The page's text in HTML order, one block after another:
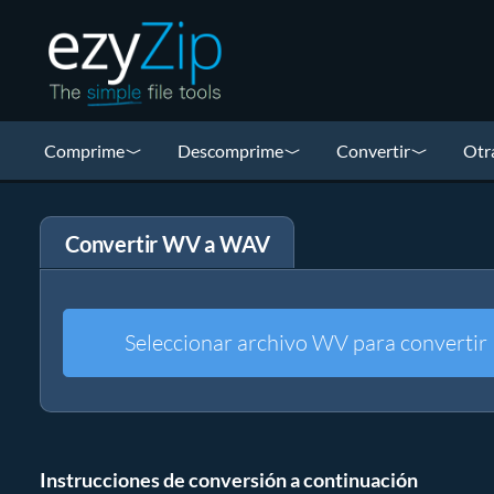
Comprime Descomprime Convertir
Convertir WV a WAV
Seleccionar archivo WV para convertir
Instrucciones de conversión a continuación